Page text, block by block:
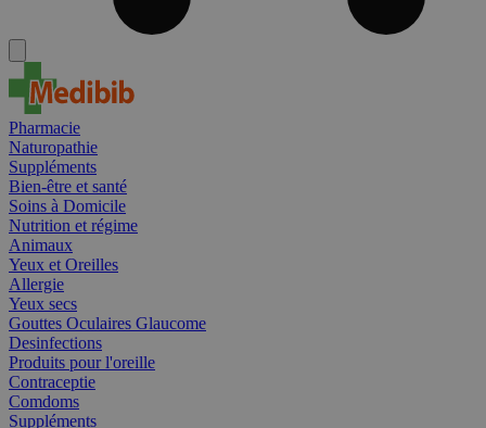
Pharmacie
Naturopathie
Suppléments
Bien-être et santé
Soins à Domicile
Nutrition et régime
Animaux
Yeux et Oreilles
Allergie
Yeux secs
Gouttes Oculaires Glaucome
Desinfections
Produits pour l'oreille
Contraceptie
Comdoms
Suppléments